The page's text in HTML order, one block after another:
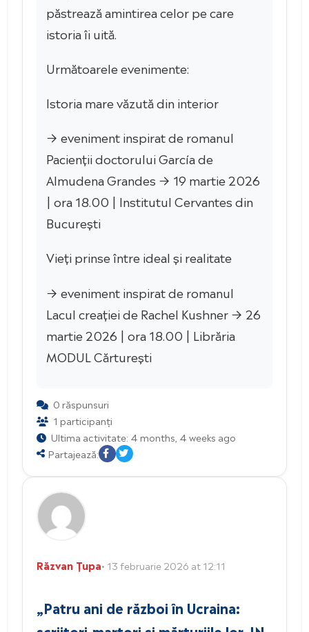
păstrează amintirea celor pe care
istoria îi uită.
Următoarele evenimente:
Istoria mare văzută din interior
→ eveniment inspirat de romanul
Pacienții doctorului García de
Almudena Grandes → 19 martie 2026
| ora 18.00 | Institutul Cervantes din
București
Vieți prinse între ideal și realitate
→ eveniment inspirat de romanul
Lacul creației de Rachel Kushner → 26
martie 2026 | ora 18.00 | Librăria
MODUL Cărturești
0 răspunsuri
1 participanți
Ultima activitate: 4 months, 4 weeks ago
Partajează:
Răzvan Țupa• 13 februarie 2026 at 12:11
„Patru ani de război în Ucraina: